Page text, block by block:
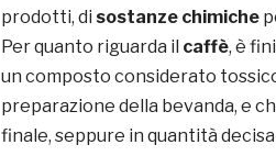
prodotti, di sostanze chimiche
Per quanto riguarda il caffè, è
un composto considerato
preparazione della bevanda, e
finale, seppure in quantità